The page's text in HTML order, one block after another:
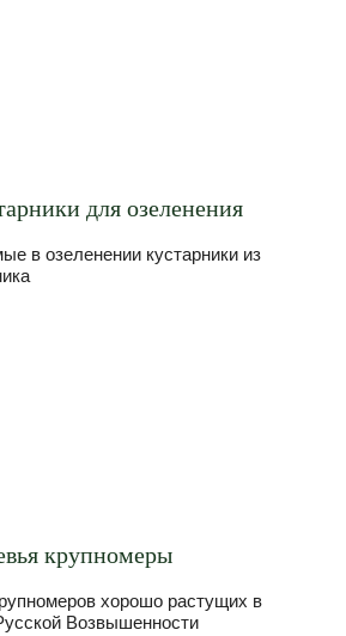
для озеленения
в озеленении кустарники из
крупномеры
хорошо растущих в
Возвышенности